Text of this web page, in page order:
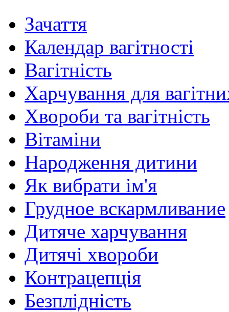
Зачаття
Календар вагітності
Вагітність
Харчування для
Хвороби та вагітність
Вітаміни
Народження дитини
Як вибрати ім'я
Грудное вскармливание
Дитяче харчування
Дитячі хвороби
Контрацепція
Безплідність